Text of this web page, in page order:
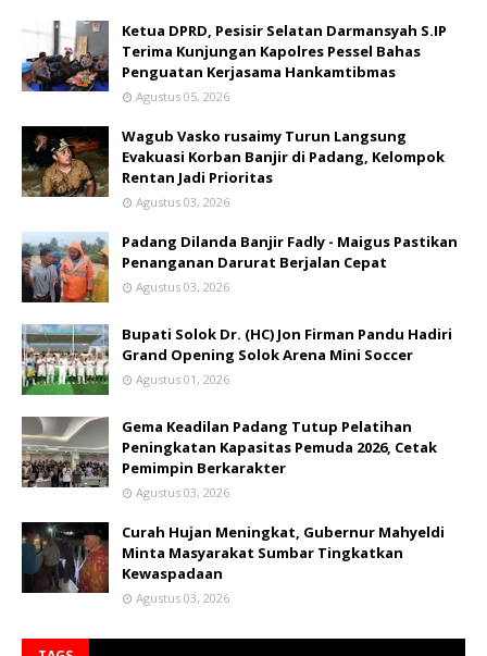
Ketua DPRD, Pesisir Selatan Darmansyah S.IP
Terima Kunjungan Kapolres Pessel Bahas
Penguatan Kerjasama Hankamtibmas
Agustus 05, 2026
Wagub Vasko rusaimy Turun Langsung
Evakuasi Korban Banjir di Padang, Kelompok
Rentan Jadi Prioritas
Agustus 03, 2026
Padang Dilanda Banjir Fadly - Maigus Pastikan
Penanganan Darurat Berjalan Cepat
Agustus 03, 2026
Bupati Solok Dr. (HC) Jon Firman Pandu Hadiri
Grand Opening Solok Arena Mini Soccer
Agustus 01, 2026
Gema Keadilan Padang Tutup Pelatihan
Peningkatan Kapasitas Pemuda 2026, Cetak
Pemimpin Berkarakter
Agustus 03, 2026
Curah Hujan Meningkat, Gubernur Mahyeldi
Minta Masyarakat Sumbar Tingkatkan
Kewaspadaan
Agustus 03, 2026